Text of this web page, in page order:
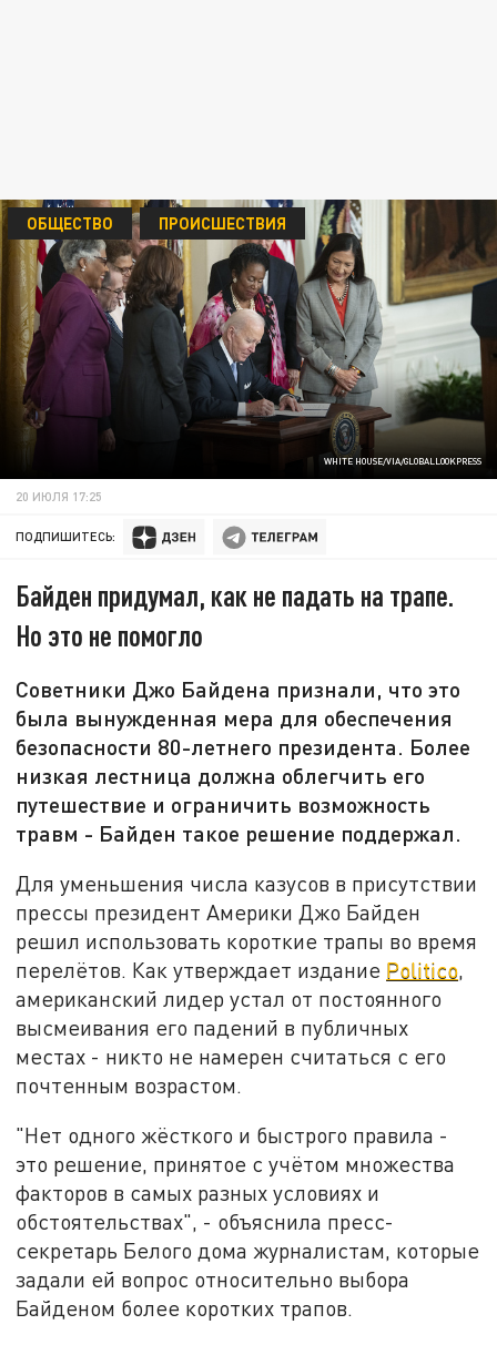
WHITE HOUSE/VIA/GLOBALLOOKPRESS
ОБЩЕСТВО ПРОИСШЕСТВИЯ
20 ИЮЛЯ 17:25
ПОДПИШИТЕСЬ:
Байден придумал, как не падать на трапе.
Но это не помогло
Советники Джо Байдена признали, что это
была вынужденная мера для обеспечения
безопасности 80-летнего президента. Более
низкая лестница должна облегчить его
путешествие и ограничить возможность
травм - Байден такое решение поддержал.
Для уменьшения числа казусов в присутствии
прессы президент Америки Джо Байден
решил использовать короткие трапы во время
перелётов. Как утверждает издание Politico,
американский лидер устал от постоянного
высмеивания его падений в публичных
местах - никто не намерен считаться с его
почтенным возрастом.
"Нет одного жёсткого и быстрого правила -
это решение, принятое с учётом множества
факторов в самых разных условиях и
обстоятельствах", - объяснила пресс-
секретарь Белого дома журналистам, которые
задали ей вопрос относительно выбора
Байденом более коротких трапов.